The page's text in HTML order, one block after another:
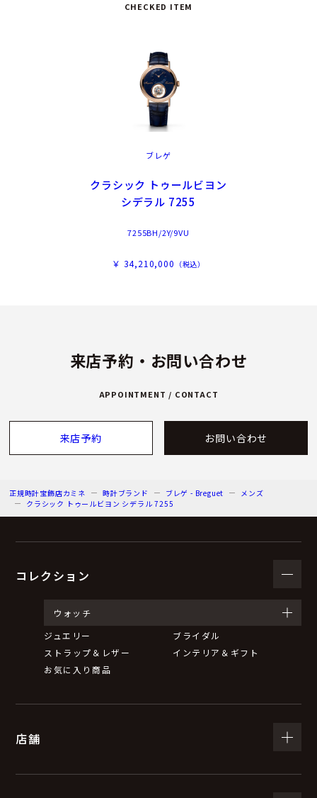
CHECKED ITEM
ブレゲ
クラシック トゥールビヨン
シデラル 7255
7255BH/2Y/9VU
￥ 34,210,000 （税込）
来店予約・お問い合わせ
APPOINTMENT / CONTACT
来店予約 お問い合わせ
正規時計宝飾店カミネ 時計ブランド ブレゲ - Breguet
メンズ
クラシック トゥールビヨン シデラル 7255
コレクション
ウォッチ
ジュエリー
ブライダル
ストラップ＆レザー
インテリア＆ギフト
お気に入り商品
店舗